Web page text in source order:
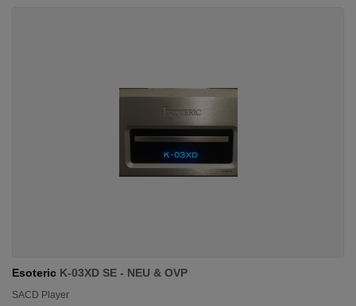
Esoteric K-03XD SE - NEU & OVP
SACD Player